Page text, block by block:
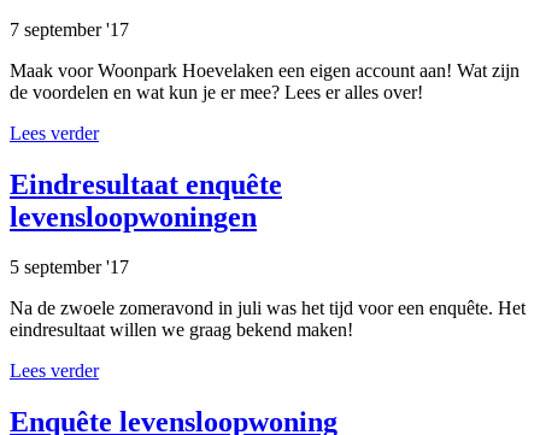
7 september '17
Maak voor Woonpark Hoevelaken een eigen account aan! Wat zijn
de voordelen en wat kun je er mee? Lees er alles over!
Lees verder
Eindresultaat enquête
levensloopwoningen
5 september '17
Na de zwoele zomeravond in juli was het tijd voor een enquête. Het
eindresultaat willen we graag bekend maken!
Lees verder
Enquête levensloopwoning